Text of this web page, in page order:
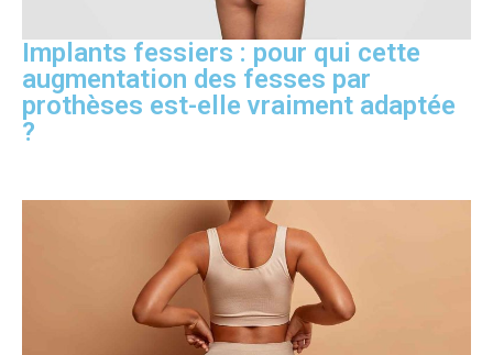
Implants fessiers : pour qui cette
augmentation des fesses par
prothèses est-elle vraiment adaptée
?